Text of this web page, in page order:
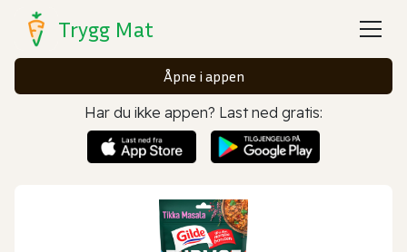
Trygg Mat
Åpne i appen
Har du ikke appen? Last ned gratis: